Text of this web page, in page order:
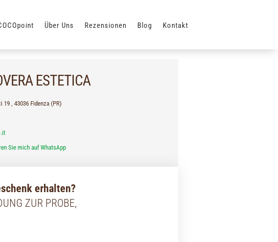
Über Uns Rezensionen Blog Kontakt
ESTETICA
19 , 43036 Fidenza (PR)
Sie mich auf WhatsApp
erhalten?
ZUR PROBE,